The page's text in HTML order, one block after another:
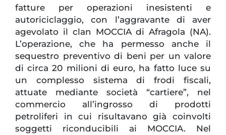
fatture per operazioni inesistenti e
autoriciclaggio, con l’aggravante di aver
agevolato il clan MOCCIA di Afragola (NA).
L’operazione, che ha permesso anche il
sequestro preventivo di beni per un valore
di circa 20 milioni di euro, ha fatto luce su
un complesso sistema di frodi fiscali,
attuate mediante società “cartiere”, nel
commercio all’ingrosso di prodotti
petroliferi in cui risultavano già coinvolti
soggetti riconducibili ai MOCCIA. Nel